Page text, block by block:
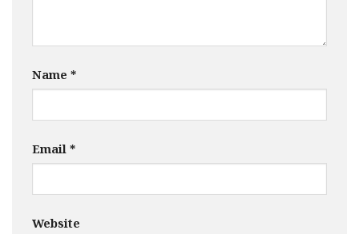
Name *
Email *
Website